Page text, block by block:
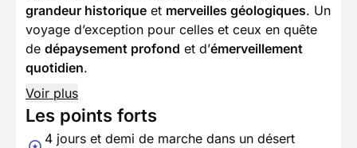
grandeur historique et merveilles géologiques. Un
voyage d’exception pour celles et ceux en quête
de dépaysement profond et d’émerveillement
quotidien.
Voir plus
Les points forts
4 jours et demi de marche dans un désert